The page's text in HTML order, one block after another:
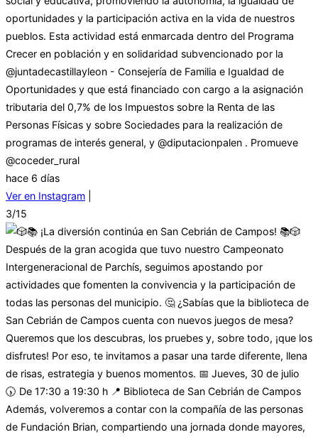
oportunidades y la participación activa en la vida de nuestros
pueblos. Esta actividad está enmarcada dentro del Programa
Crecer en población y en solidaridad subvencionado por la
@juntadecastillayleon - Consejería de Familia e Igualdad de
Oportunidades y que está financiado con cargo a la asignación
tributaria del 0,7% de los Impuestos sobre la Renta de las
Personas Físicas y sobre Sociedades para la realización de
programas de interés general, y @diputacionpalen . Promueve
@coceder_rural
hace 6 días
Ver en Instagram
3/15